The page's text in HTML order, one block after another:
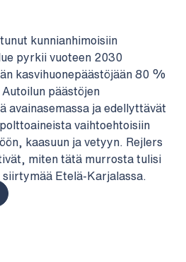
kunnianhimoisiin
pyrkii vuoteen 2030
kasvihuonepäästöjään 80 %
päästöjen
avainasemassa ja edellyttävät
vaihtoehtoisiin
kaasuun ja vetyyn. Rejlers
miten tätä murrosta tulisi
Etelä-Karjalassa.